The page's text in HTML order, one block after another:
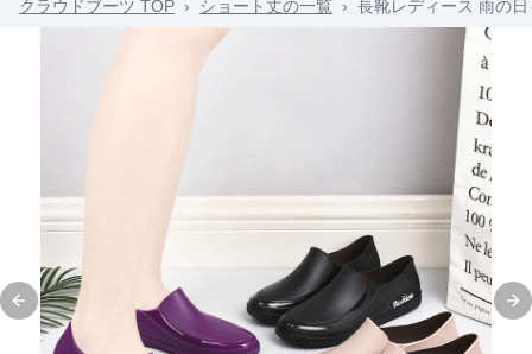
クラウドブーツ TOP › ショート丈の一覧 › 長靴レディース 雨の
Previous slide